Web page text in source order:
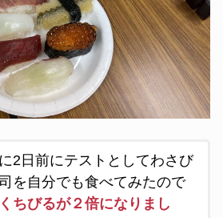
2日前にテストとしてわさび
を自分でも食べてみたので
くちびるが２倍になりまし